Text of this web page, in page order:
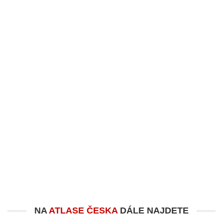
NAATLASE ČESKADÁLE NAJDETE